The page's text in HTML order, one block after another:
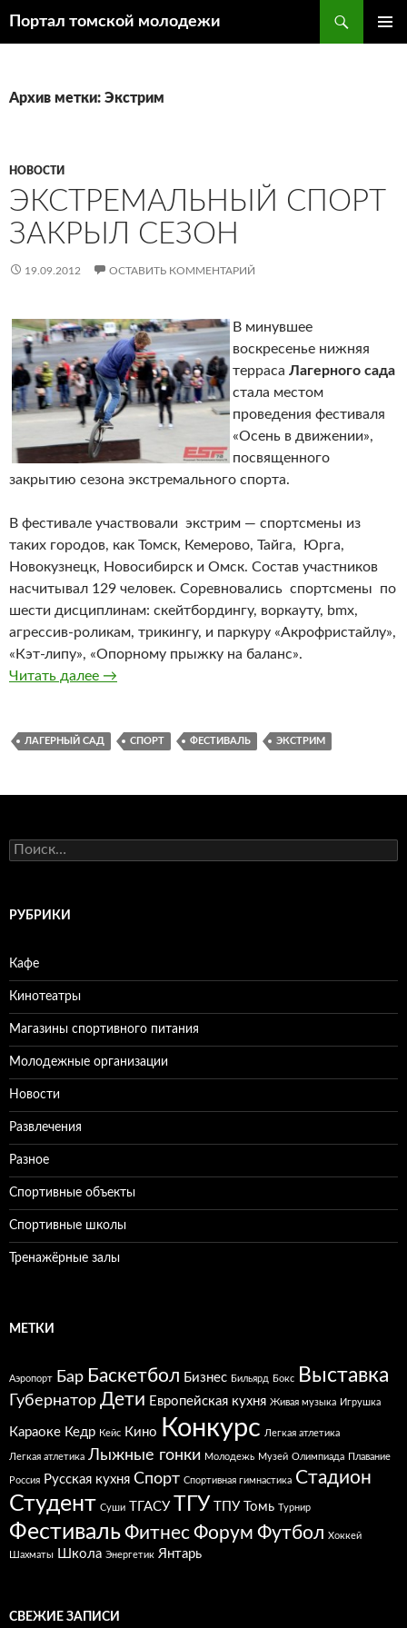
Портал томской молодежи
Архив метки: Экстрим
НОВОСТИ
ЭКСТРЕМАЛЬНЫЙ СПОРТ
ЗАКРЫЛ СЕЗОН
19.09.2012 ОСТАВИТЬ КОММЕНТАРИЙ
В минувшее
воскресенье нижняя
терраса Лагерного сада
стала местом
проведения фестиваля
«Осень в движении»,
посвященного
закрытию сезона экстремального спорта.
В фестивале участвовали экстрим — спортсмены из
таких городов, как Томск, Кемерово, Тайга, Юрга,
Новокузнецк, Новосибирск и Омск. Состав участников
насчитывал 129 человек. Соревновались спортсмены по
шести дисциплинам: скейтбордингу, воркауту, bmx,
агрессив-роликам, трикингу, и паркуру «Акрофристайлу»,
«Кэт-липу», «Опорному прыжку на баланс».
Читать далее Экстремальный спорт закрыл сезон
→
ЛАГЕРНЫЙ САД СПОРТ ФЕСТИВАЛЬ ЭКСТРИМ
Н
а
иРУБРИКИ
Кафе
Кинотеатры
Магазины спортивного питания
Молодежные организации
Новости
Развлечения
Разное
Спортивные объекты
Спортивные школы
Тренажёрные залы
МЕТКИ
Аэропорт Бар Баскетбол Бизнес Бильярд Бокс Выставка
Губернатор Дети Европейская кухня Живая музыка Игрушка
Караоке Кедр Кейс Кино Конкурс Легкая атлетика
Легкая атлетика Лыжные гонки Молодежь Музей Олимпиада Плавание
Россия Русская кухня Спорт Спортивная гимнастика Стадион
Студент Суши ТГАСУ ТГУ ТПУ Томь Турнир
ФестивальФитнесФорум Футбол Хоккей
Шахматы Школа Энергетик Янтарь
СВЕЖИЕ ЗАПИСИ